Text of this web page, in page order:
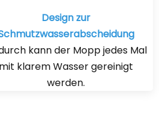
Design zur
kann der Mopp jedes Mal
mit klarem Wasser gereinigt
werden.